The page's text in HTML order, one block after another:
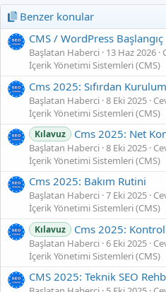
Benzer konular
CMS / WordPress
Başlatan Haberci 13 Haz 2026
İçerik Yönetimi Sistemleri (CMS)
Cms 2025: Sıfırdan Kurulum
Başlatan Haberci 8 Eki 2025
İçerik Yönetimi Sistemleri (CMS)
Kılavuz Cms 2025: Net
Başlatan Haberci 8 Eki 2025
İçerik Yönetimi Sistemleri (CMS)
Cms 2025: Bakım Rutini
Başlatan Haberci 7 Eki 2025
İçerik Yönetimi Sistemleri (CMS)
Kılavuz Cms 2025:
Başlatan Haberci 6 Eki 2025
İçerik Yönetimi Sistemleri (CMS)
CMS 2025: Teknik SEO